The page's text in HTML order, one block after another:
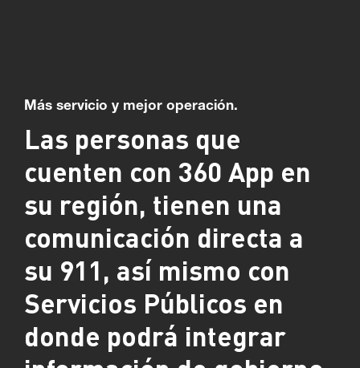
Más servicio y mejor operación.
Las personas que
cuenten con 360 App en
su región, tienen una
comunicación directa a
su 911, así mismo con
Servicios Públicos en
donde podrá integrar